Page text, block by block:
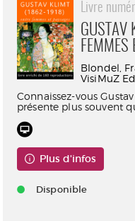
Livre
GUSTAV
FEMMES
Blondel,
VisiMuZ
Connaissez-vous
présente plus souvent
Plus d'infos
Disponible